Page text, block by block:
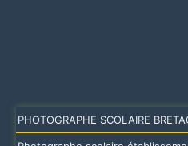
PHOTOGRAPHE SCOLAIRE